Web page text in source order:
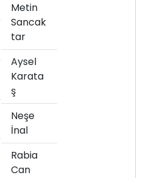
Metin
Sancak
tar
Aysel
Karata
ş
Neşe
İnal
Rabia
Can